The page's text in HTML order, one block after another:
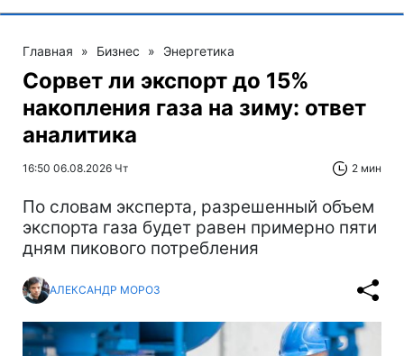
Главная » Бизнес » Энергетика
Сорвет ли экспорт до 15%
накопления газа на зиму: ответ
аналитика
16:50 06.08.2026 Чт 2 мин
По словам эксперта, разрешенный объем
экспорта газа будет равен примерно пяти
дням пикового потребления
АЛЕКСАНДР МОРОЗ